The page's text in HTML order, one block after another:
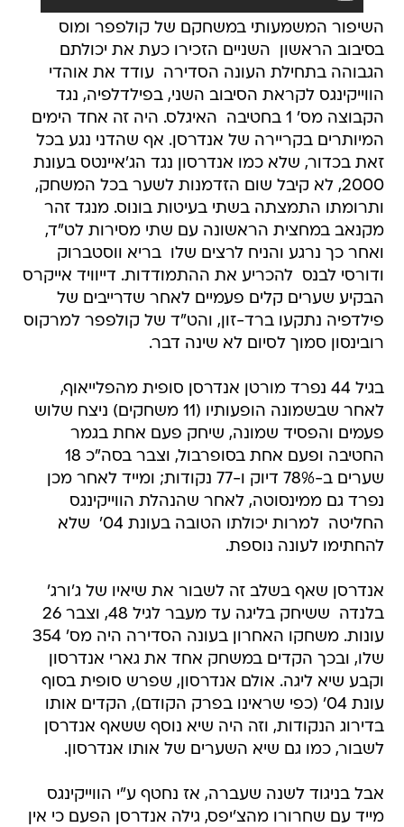
השיפור המשמעותי במשחקם של קולפפר ומוס
בסיבוב הראשון  השניים הזכירו כעת את יכולתם
הגבוהה בתחילת העונה הסדירה  עודד את אוהדי
הווייקינגס לקראת הסיבוב השני, בפילדלפיה, נגד
הקבוצה מס' 1 בחטיבה  האיגלס. היה זה אחד הימים
המיותרים בקריירה של אנדרסן. אף שהדני נגע בכל
זאת בכדור, שלא כמו אנדרסון נגד הג'איינטס בעונת
2000, לא קיבל שום הזדמנות לשער בכל המשחק,
ותרומתו התמצתה בשתי בעיטות בונוס. מנגד זהר
מקנאב במחצית הראשונה עם שתי מסירות לט"ד,
ואחר כך נרגע והניח לרצים שלו  בריא ווסטברוק
ודורסי לבנס  להכריע את ההתמודדות. דייוויד אייקרס
הבקיע שערים קלים פעמיים לאחר שדרייבים של
פילדפיה נתקעו ברד-זון, והט"ד של קולפפר למרקוס
רובינסון סמוך לסיום לא שינה דבר.
בגיל 44 נפרד מורטן אנדרסן סופית מהפלייאוף,
לאחר שבשמונה הופעותיו (11 משחקים) ניצח שלוש
פעמים והפסיד שמונה, שיחק פעם אחת בגמר
החטיבה ופעם אחת בסופרבול, וצבר בסה"כ 18
שערים ב-78% דיוק ו-77 נקודות; ומייד לאחר מכן
נפרד גם ממינסוטה, לאחר שהנהלת הווייקינגס
החליטה  למרות יכולתו הטובה בעונת 04'  שלא
להחתימו לעונה נוספת.
אנדרסן שאף בשלב זה לשבור את שיאיו של ג'ורג'
בלנדה  ששיחק בליגה עד מעבר לגיל 48, וצבר 26
עונות. משחקו האחרון בעונה הסדירה היה מס' 354
שלו, ובכך הקדים במשחק אחד את גארי אנדרסון
וקבע שיא ליגה. אולם אנדרסון, שפרש סופית בסוף
עונת 04' (כפי שראינו בפרק הקודם), הקדים אותו
בדירוג הנקודות, וזה היה שיא נוסף ששאף אנדרסן
לשבור, כמו גם שיא השערים של אותו אנדרסון.
אבל בניגוד לשנה שעברה, אז נחטף ע"י הווייקינגס
מייד עם שחרורו מהצ'יפס, גילה אנדרסן הפעם כי אין